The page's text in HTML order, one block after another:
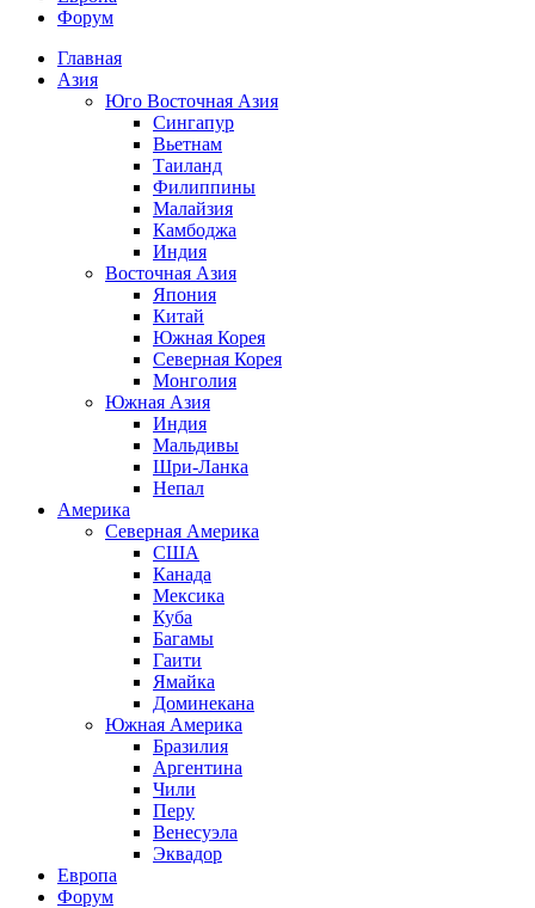
Форум
Главная
Азия
Юго Восточная Азия
Сингапур
Вьетнам
Таиланд
Филиппины
Малайзия
Камбоджа
Индия
Восточная Азия
Япония
Китай
Южная Корея
Северная Корея
Монголия
Южная Азия
Индия
Мальдивы
Шри-Ланка
Непал
Америка
Северная Америка
США
Канада
Мексика
Куба
Багамы
Гаити
Ямайка
Доминекана
Южная Америка
Бразилия
Аргентина
Чили
Перу
Венесуэла
Эквадор
Европа
Форум